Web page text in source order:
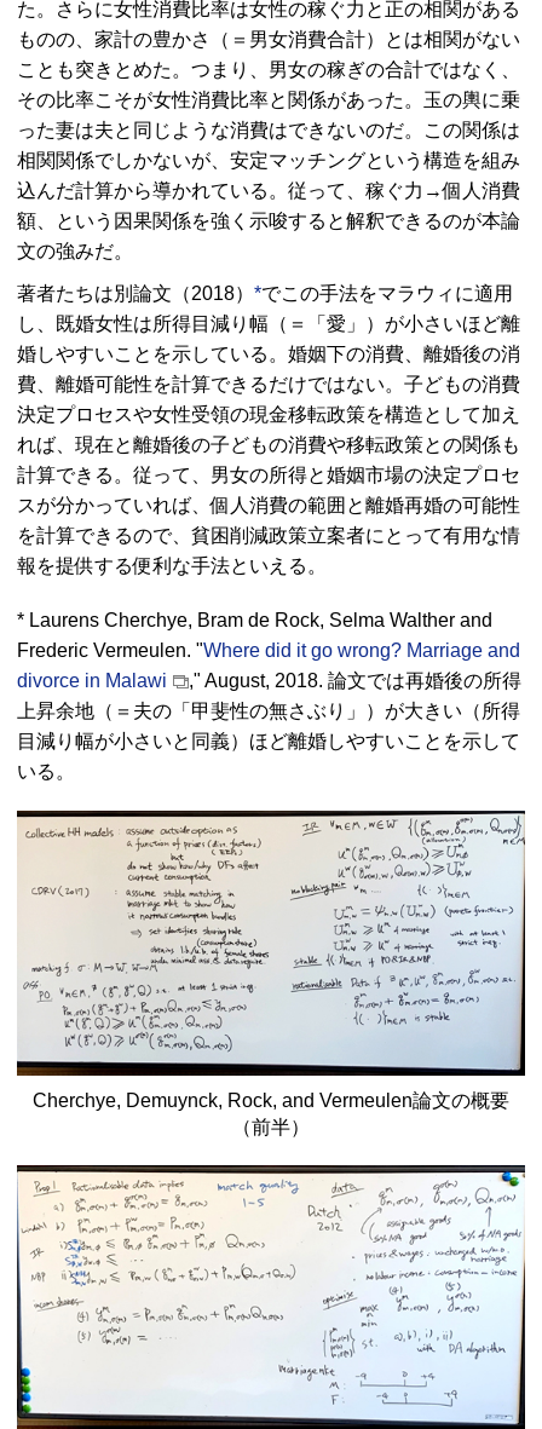
た。さらに女性消費比率は女性の稼ぐ力と正の相関がある
ものの、家計の豊かさ（＝男女消費合計）とは相関がない
ことも突きとめた。つまり、男女の稼ぎの合計ではなく、
その比率こそが女性消費比率と関係があった。玉の輿に乗
った妻は夫と同じような消費はできないのだ。この関係は
相関関係でしかないが、安定マッチングという構造を組み
込んだ計算から導かれている。従って、稼ぐ力→個人消費
額、という因果関係を強く示唆すると解釈できるのが本論
文の強みだ。
著者たちは別論文（2018） *でこの手法をマラウィに適用
し、既婚女性は所得目減り幅（＝「愛」）が小さいほど離
婚しやすいことを示している。婚姻下の消費、離婚後の消
費、離婚可能性を計算できるだけではない。子どもの消費
決定プロセスや女性受領の現金移転政策を構造として加え
れば、現在と離婚後の子どもの消費や移転政策との関係も
計算できる。従って、男女の所得と婚姻市場の決定プロセ
スが分かっていれば、個人消費の範囲と離婚再婚の可能性
を計算できるので、貧困削減政策立案者にとって有用な情
報を提供する便利な手法といえる。
* Laurens Cherchye, Bram de Rock, Selma Walther and
Frederic Vermeulen. "Where did it go wrong? Marriage and
divorce in Malawi
," August, 2018. 論文では再婚後の所得
上昇余地（＝夫の「甲斐性の無さぶり」）が大きい（所得
目減り幅が小さいと同義）ほど離婚しやすいことを示して
いる。
Cherchye, Demuynck, Rock, and Vermeulen論文の概要
（前半）